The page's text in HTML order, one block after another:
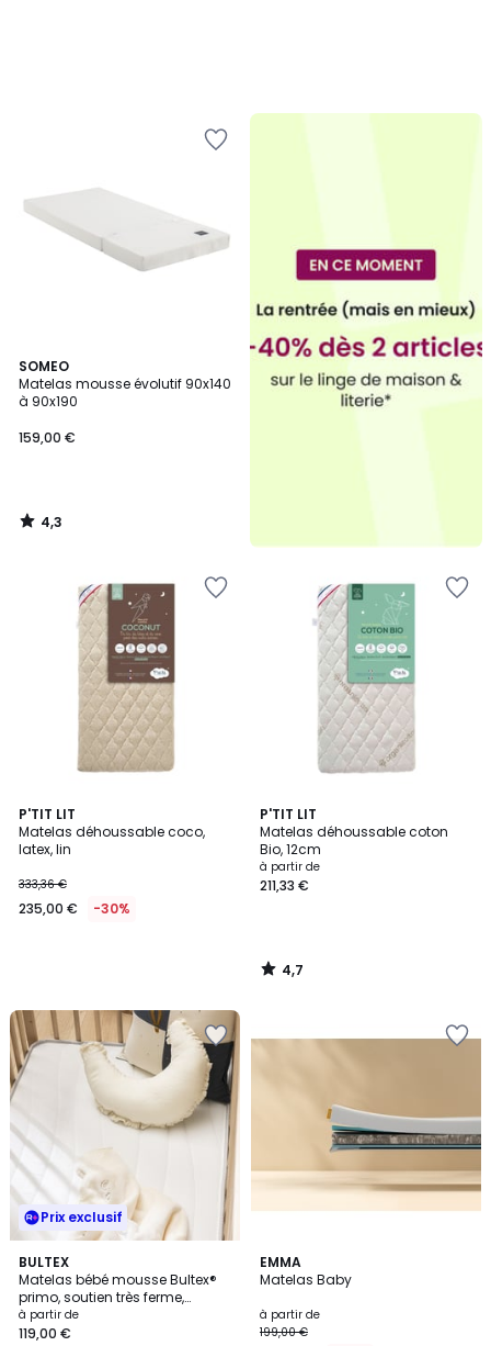
SOMEO
Matelas mousse évolutif 90x140
à 90x190
159,00 €
4,3
/ 5
4,3
/
P'TIT LIT
Matelas déhoussable coco,
latex, lin
333,36 €
235,00 € -30%
P'TIT LIT
Matelas déhoussable coton
Bio, 12cm
à partir de
211,33 €
4,7
/ 5
4,7
/
Prix exclusif
BULTEX
Matelas bébé mousse Bultex®
primo, soutien très ferme,
accueil ferme, PILOU BÉBÉ
à partir de
119,00 €
EMMA
Matelas Baby
à partir de
199,00 €